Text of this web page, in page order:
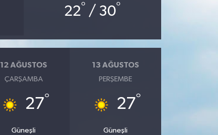
22° / 30°
12 AĞUSTOS
ÇARŞAMBA
27°
Güneşli
13 AĞUSTOS
PERŞEMBE
27°
Güneşli